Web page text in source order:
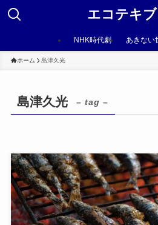
エコテキ
NHK時代劇 あきない
ホーム 島津久光
島津久光 – tag –